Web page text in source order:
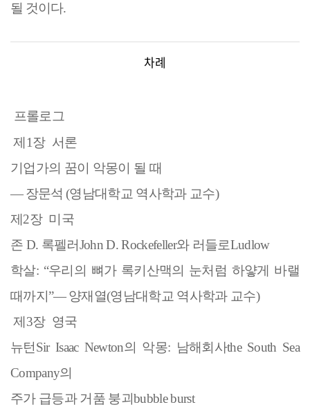
될 것이다.
차례
프롤로그
제 1장 서론
기업가의 꿈이 악몽이 될 때
―장문석 (영남대학교 역사학과 교수)
제 2장 미국
존 D. 록펠러John D. Rockefeller와 러들로Ludlow
학살: “우리의 뼈가 록키산맥의 눈처럼 하얗게 바랠
때까지 ”―양재열(영남대학교 역사학과 교수)
제 3장 영국
뉴턴 Sir Isaac Newton의 악몽: 남해회사the South Sea
Company의
주가 급등과 거품 붕괴bubble burst